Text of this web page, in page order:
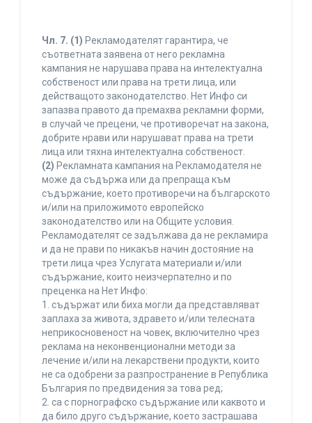
Чл. 7. (1) Рекламодателят гарантира, че
съответната заявена от него рекламна
кампания не нарушава права на интелектуална
собственост или права на трети лица, или
действащото законодателство. Нет Инфо си
запазва правото да премахва рекламни форми,
в случай че прецени, че противоречат на закона,
добрите нрави или нарушават права на трети
лица или тяхна интелектуална собственост.
(2) Рекламната кампания на Рекламодателя не
може да съдържа или да препраща към
съдържание, което противоречи на българското
и/или на приложимото европейско
законодателство или на Общите условия.
Рекламодателят се задължава да не рекламира
и да не прави по никакъв начин достояние на
трети лица чрез Услугата материали и/или
съдържание, които неизчерпателно и по
преценка на Нет Инфо:
1. съдържат или биха могли да представляват
заплаха за живота, здравето и/или телесната
неприкосновеност на човек, включително чрез
реклама на неконвенционални методи за
лечение и/или на лекарствени продукти, които
не са одобрени за разпространение в Република
България по предвидения за това ред;
2. са с порнографско съдържание или каквото и
да било друго съдържание, което застрашава